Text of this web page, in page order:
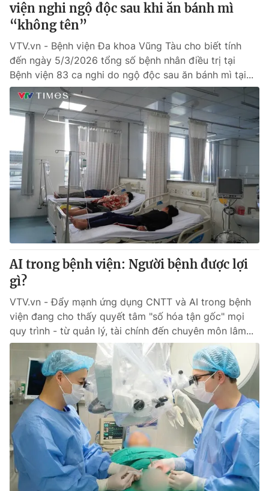
Ðiện thoại Thời báo VTV:024.66 897 897
Email:toasoan@vtv.vn
Liên hệ quảng cáo:
® Cấm sao chép dưới mọi hình thức nếu không có sự chấp
thuận bằng văn bản. Ghi rõ nguồn VTV.vn khi phát hành lại
thông tin từ website này.
viện nghi ngộ độc sau khi ăn bánh mì
“không tên”
VTV.vn - Bệnh viện Đa khoa Vũng Tàu cho biết tính
đến ngày 5/3/2026 tổng số bệnh nhân điều trị tại
Bệnh viện 83 ca nghi do ngộ độc sau ăn bánh mì tại...
AI trong bệnh viện: Người bệnh được lợi
gì?
VTV.vn - Đẩy mạnh ứng dụng CNTT và AI trong bệnh
viện đang cho thấy quyết tâm "số hóa tận gốc" mọi
quy trình - từ quản lý, tài chính đến chuyên môn lâm...